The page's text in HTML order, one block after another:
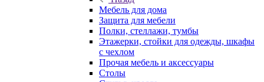
Мебель для дома
Защита для мебели
Полки, стеллажи, тумбы
Этажерки, стойки для одежды, шкафы
с чехлом
Прочая мебель и аксессуары
Столы